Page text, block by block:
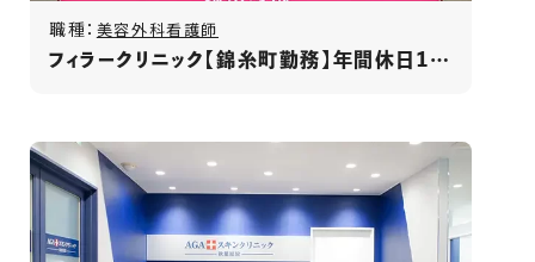
職種： 美容外科看護師
フィラークリニック【錦糸町勤務】年間休日125日/月給33万円以上